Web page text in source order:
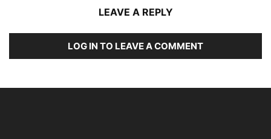
LEAVE A REPLY
LOG IN TO LEAVE A COMMENT